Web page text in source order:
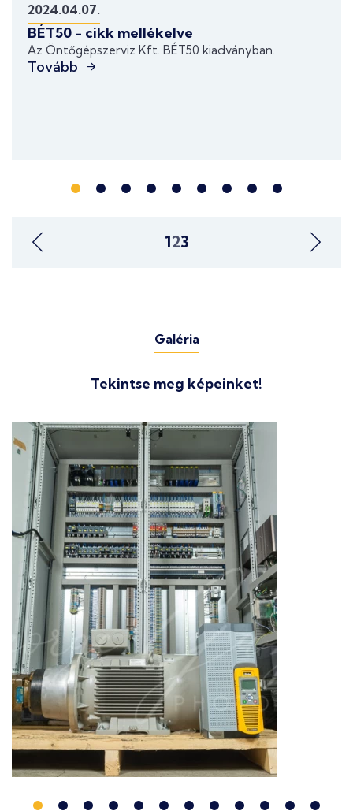
2024.04.07.
BÉT50 - cikk mellékelve
Az Öntőgépszerviz Kft. BÉT50 kiadványban.
Tovább
123
Galéria
Tekintse meg képeinket!